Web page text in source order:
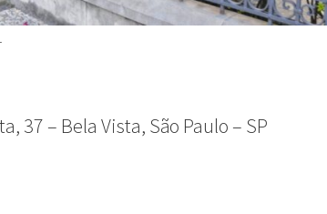
37 – Bela Vista, São Paulo – SP